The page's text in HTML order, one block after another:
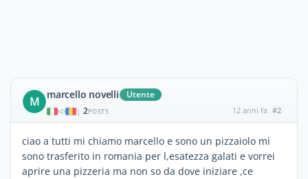
M marcello novelli Utente
| 2POSTS 12 anni fa #2
ciao a tutti mi chiamo marcello e sono un pizzaiolo mi
sono trasferito in romania per l,esatezza galati e vorrei
aprire una pizzeria ma non so da dove iniziare ,ce